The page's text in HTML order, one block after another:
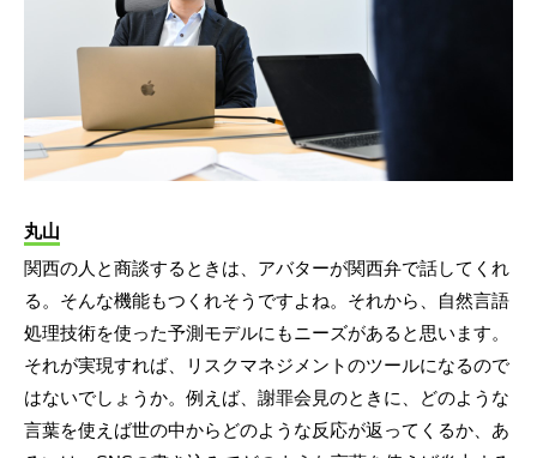
丸山
関西の人と商談するときは、アバターが関西弁で話してくれ
る。そんな機能もつくれそうですよね。それから、自然言語
処理技術を使った予測モデルにもニーズがあると思います。
それが実現すれば、リスクマネジメントのツールになるので
はないでしょうか。例えば、謝罪会見のときに、どのような
言葉を使えば世の中からどのような反応が返ってくるか、あ